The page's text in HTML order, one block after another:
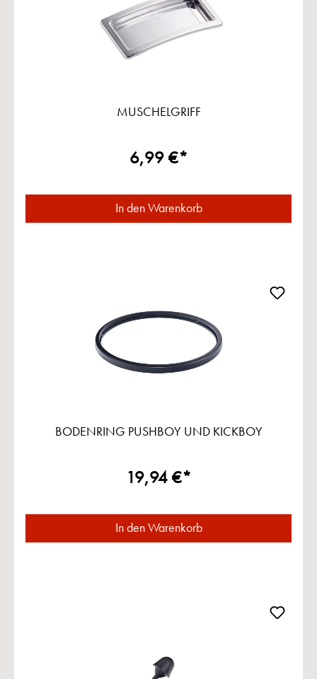
MUSCHELGRIFF
6,99 €*
In den Warenkorb
BODENRING PUSHBOY UND KICKBOY
19,94 €*
In den Warenkorb